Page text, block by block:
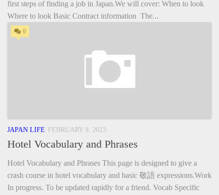
first steps of finding a job in Japan.We will cover: When to look
Where to look Basic Contract information The...
0
JAPAN LIFE FEBRUARY 9, 2023
Hotel Vocabulary and Phrases
Hotel Vocabulary and Phrases This page is designed to give a
crash course in hotel vocabulary and basic 敬語 expressions.Work
In progress. To be updated rapidly for a friend. Vocab Specific